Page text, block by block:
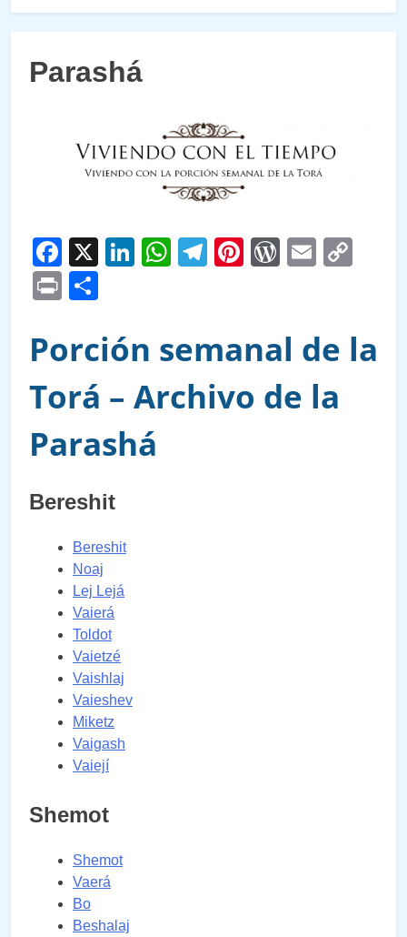
Parashá
Facebook
X LinkedIn
WhatsApp
Telegram
PinterestEmail
Print
Porción semanal de la
Torá – Archivo de la
Parashá
Bereshit
Bereshit
Noaj
Lej Lejá
Vaierá
Toldot
Vaietzé
Vaishlaj
Vaieshev
Miketz
Vaigash
Vaiejí
Shemot
Shemot
Vaerá
Bo
Beshalaj